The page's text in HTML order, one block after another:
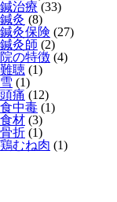
鍼治療 (33)
鍼灸 (8)
鍼灸保険 (27)
鍼灸師 (2)
院の特徴 (4)
難聴 (1)
雪 (1)
頭痛 (12)
食中毒 (1)
食材 (3)
骨折 (1)
鶏むね肉 (1)